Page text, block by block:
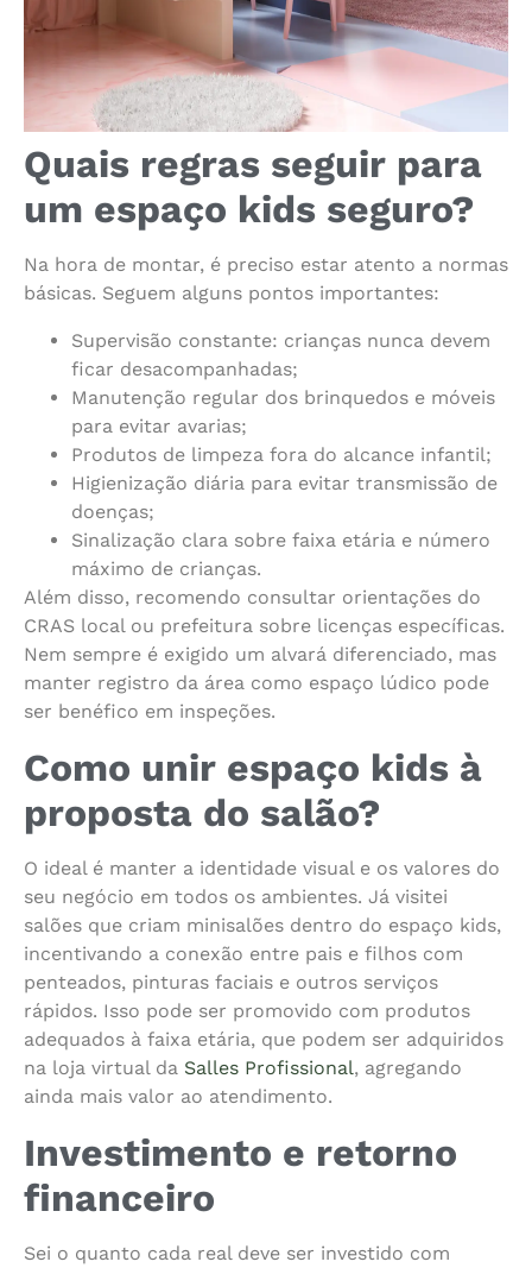
Quais regras seguir para
um espaço kids seguro?
Na hora de montar, é preciso estar atento a normas
básicas. Seguem alguns pontos importantes:
Supervisão constante: crianças nunca devem
ficar desacompanhadas;
Manutenção regular dos brinquedos e móveis
para evitar avarias;
Produtos de limpeza fora do alcance infantil;
Higienização diária para evitar transmissão de
doenças;
Sinalização clara sobre faixa etária e número
máximo de crianças.
Além disso, recomendo consultar orientações do
CRAS local ou prefeitura sobre licenças específicas.
Nem sempre é exigido um alvará diferenciado, mas
manter registro da área como espaço lúdico pode
ser benéfico em inspeções.
Como unir espaço kids à
proposta do salão?
O ideal é manter a identidade visual e os valores do
seu negócio em todos os ambientes. Já visitei
salões que criam minisalões dentro do espaço kids,
incentivando a conexão entre pais e filhos com
penteados, pinturas faciais e outros serviços
rápidos. Isso pode ser promovido com produtos
adequados à faixa etária, que podem ser adquiridos
na loja virtual da Salles Profissional, agregando
ainda mais valor ao atendimento.
Investimento e retorno
financeiro
Sei o quanto cada real deve ser investido com